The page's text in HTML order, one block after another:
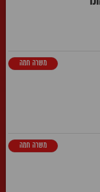
משרה חמה
משרה חמה